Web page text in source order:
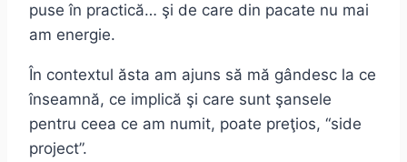
puse în practică… şi de care din pacate nu mai
am energie.
În contextul ăsta am ajuns să mă gândesc la ce
înseamnă, ce implică şi care sunt şansele
pentru ceea ce am numit, poate preţios, “side
project”.